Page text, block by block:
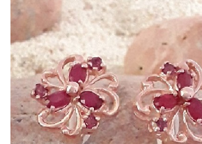
Dans mon panier
APERÇU RAPIDE